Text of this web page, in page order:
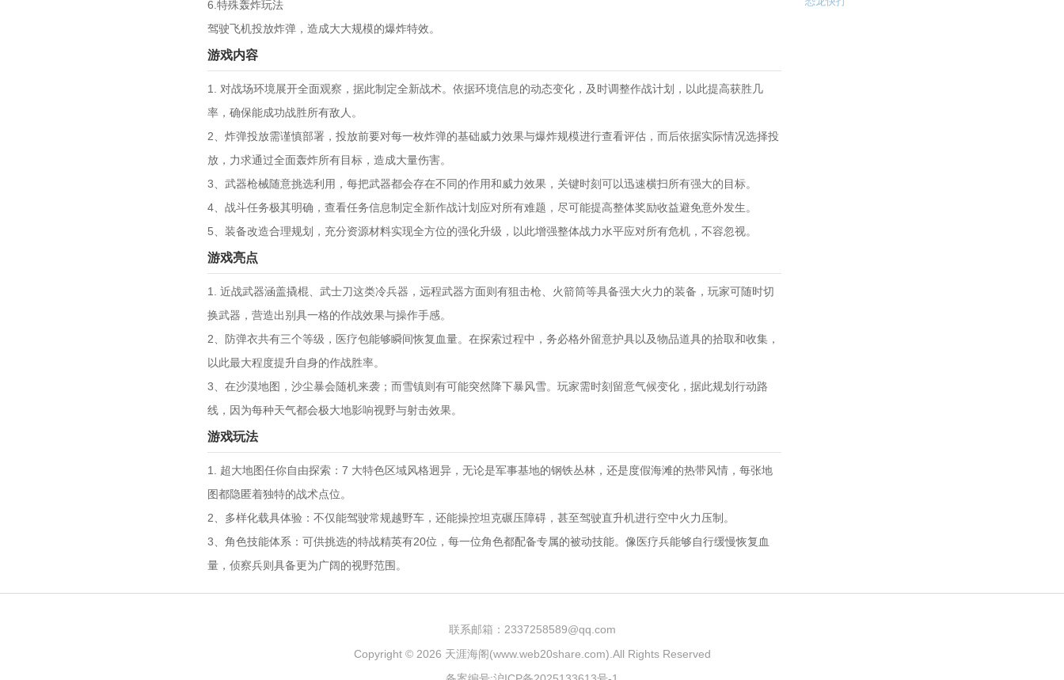
6.特殊轰炸玩法
驾驶飞机投放炸弹，造成大大规模的爆炸特效。
游戏内容
1. 对战场环境展开全面观察，据此制定全新战术。依据环境信息的动态变化，及时调整作战计划，以此提高获胜几
率，确保能成功战胜所有敌人。
2、炸弹投放需谨慎部署，投放前要对每一枚炸弹的基础威力效果与爆炸规模进行查看评估，而后依据实际情况选择投
放，力求通过全面轰炸所有目标，造成大量伤害。
3、武器枪械随意挑选利用，每把武器都会存在不同的作用和威力效果，关键时刻可以迅速横扫所有强大的目标。
4、战斗任务极其明确，查看任务信息制定全新作战计划应对所有难题，尽可能提高整体奖励收益避免意外发生。
5、装备改造合理规划，充分资源材料实现全方位的强化升级，以此增强整体战力水平应对所有危机，不容忽视。
游戏亮点
1. 近战武器涵盖撬棍、武士刀这类冷兵器，远程武器方面则有狙击枪、火箭筒等具备强大火力的装备，玩家可随时切
换武器，营造出别具一格的作战效果与操作手感。
2、防弹衣共有三个等级，医疗包能够瞬间恢复血量。在探索过程中，务必格外留意护具以及物品道具的拾取和收集，
以此最大程度提升自身的作战胜率。
3、在沙漠地图，沙尘暴会随机来袭；而雪镇则有可能突然降下暴风雪。玩家需时刻留意气候变化，据此规划行动路
线，因为每种天气都会极大地影响视野与射击效果。
游戏玩法
1. 超大地图任你自由探索：7 大特色区域风格迥异，无论是军事基地的钢铁丛林，还是度假海滩的热带风情，每张地
图都隐匿着独特的战术点位。
2、多样化载具体验：不仅能驾驶常规越野车，还能操控坦克碾压障碍，甚至驾驶直升机进行空中火力压制。
3、角色技能体系：可供挑选的特战精英有20位，每一位角色都配备专属的被动技能。像医疗兵能够自行缓慢恢复血
量，侦察兵则具备更为广阔的视野范围。
联系邮箱：2337258589@qq.com
Copyright © 2026 天涯海阁(www.web20share.com).All Rights Reserved